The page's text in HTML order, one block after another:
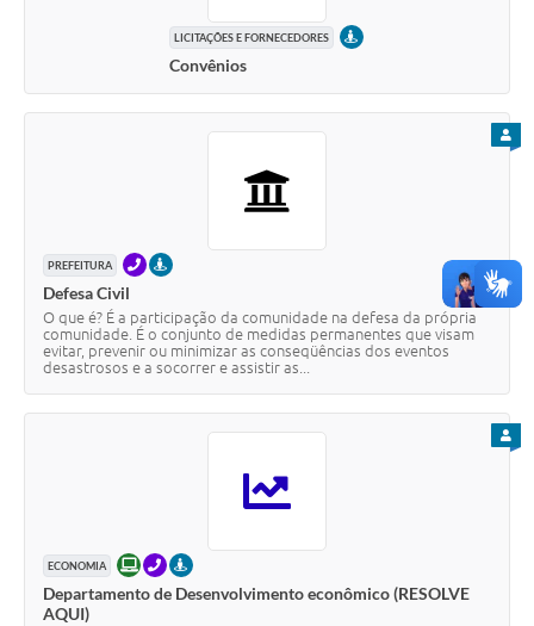
LICITAÇÕES E FORNECEDORES PRESENCIAL
Convênios
PREFEITURA TELEFONEPRESENCIAL
Defesa Civil
O que é? É a participação da comunidade na defesa da própria
comunidade. É o conjunto de medidas permanentes que visam
evitar, prevenir ou minimizar as conseqüências dos eventos
desastrosos e a socorrer e assistir as...
ECONOMIA ONLINETELEFONEPRESENCIAL
Departamento de Desenvolvimento econômico (RESOLVE
AQUI)